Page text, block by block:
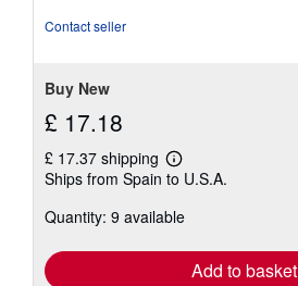
Contact seller
Buy New
£ 17.18
£ 17.37 shipping
Learn
more
shipping
Ships from Spain to U.S.A.
Quantity: 9 available
Add to basket